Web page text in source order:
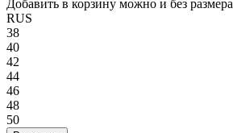
Добавить в корзину можно и без размера
RUS
38
40
42
44
46
48
50